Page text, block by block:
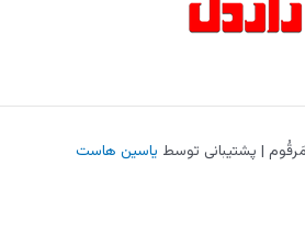
یاسین هاست